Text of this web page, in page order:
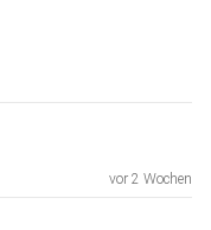
vor 2 Wochen